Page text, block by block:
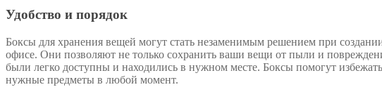
Удобство и порядок
Боксы для хранения вещей могут стать незаменимым решением при
офисе. Они позволяют не только сохранить ваши вещи от пыли и
были легко доступны и находились в нужном месте. Боксы помогут
нужные предметы в любой момент.